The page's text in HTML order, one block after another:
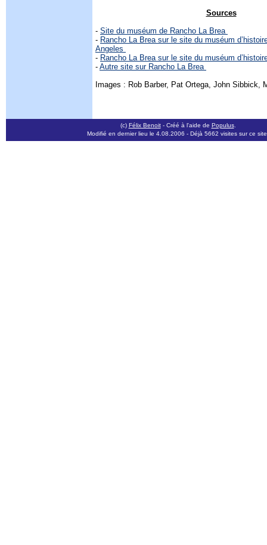
Sources
- Site du muséum de Rancho La Brea
- Rancho La Brea sur le site du muséum
Angeles
- Rancho La Brea sur le site du muséum
- Autre site sur Rancho La Brea
Images : Rob Barber, Pat Ortega, John Sibbick,
(c) Félix Benoit- Créé à l'aide de Populus.
Modifié en dernier lieu le 4.08.2006 - Déjà 5662 visites sur ce